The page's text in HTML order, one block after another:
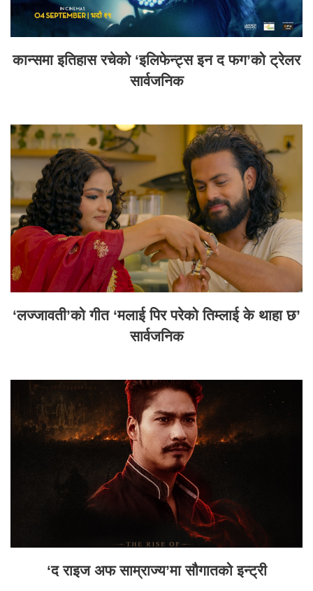
कान्समा इतिहास रचेको ‘इलिफेन्ट्स इन द फग’को ट्रेलर
सार्वजनिक
‘लज्जावती’को गीत ‘मलाई पिर परेको तिम्लाई के थाहा छ’
सार्वजनिक
‘द राइज अफ साम्राज्य’मा सौगातको इन्ट्री